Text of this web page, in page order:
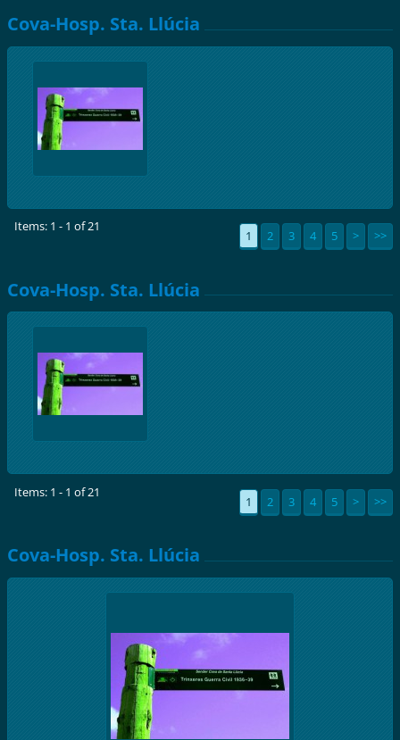
Cova-Hosp. Sta. Llúcia
Items: 1 - 1 of 21
1 2 3 4 5 > >>
Cova-Hosp. Sta. Llúcia
Items: 1 - 1 of 21
1 2 3 4 5 > >>
Cova-Hosp. Sta. Llúcia